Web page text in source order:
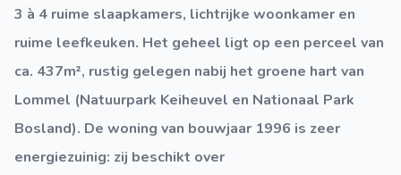
3 à 4 ruime slaapkamers, lichtrijke woonkamer en
ruime leefkeuken. Het geheel ligt op een perceel van
ca. 437m², rustig gelegen nabij het groene hart van
Lommel (Natuurpark Keiheuvel en Nationaal Park
Bosland). De woning van bouwjaar 1996 is zeer
energiezuinig: zij beschikt over